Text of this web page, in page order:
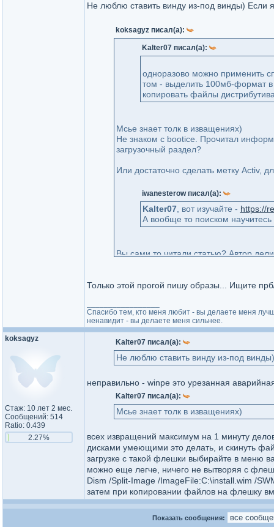
Не люблю ставить винду из-под винды) Если
koksagyz писал(а):
Kalter07 писал(а):
одноразово можно применить
том - выделить 100мб-формат
копировать файлы
Мсье знает толк в изващениях)
Не знаком с bootice. Прочитал
загрузочный раздел?
Или достаточно сделать метку Activ,
iwanesterow писал(а):
Kalter07, вот изучайте - https://
А вообще то поиском научитесь
Вы сами то читали статью? Автор
Только этой прогой пишу образы... Ищите
Спасибо тем, кто меня любит - вы делаете меня
ненавидит - вы делаете меня сильнее.
koksagyz
Стаж: 10 лет 2 мес.
Сообщений: 514
Ratio: 0.439
2.27%
Kalter07 писал(а):
Не люблю ставить винду из-под
неправильно - winpe это урезанная
Kalter07 писал(а):
Мсье знает толк в изващениях)
всех извращений максимум на 1 минуту
дисками умеющими это делать, и скинуть
загрузке с такой флешки выбирайте в меню
можно еще легче, ничего не вытворяя с
Dism /Split-Image /ImageFile:C:\install.wim /
затем при копировании файлов на флешку
Показать сообщения: